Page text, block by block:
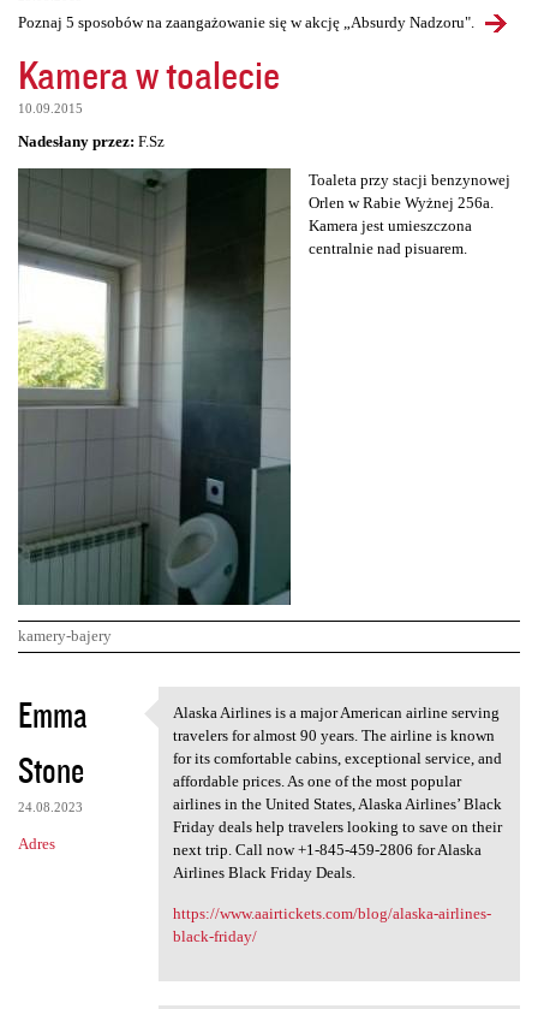
Poznaj 5 sposobów na zaangażowanie się w akcję „Absurdy Nadzoru".
Kamera w toalecie
10.09.2015
Nadesłany przez: F.Sz
Toaleta przy stacji benzynowej
Orlen w Rabie Wyżnej 256a.
Kamera jest umieszczona
centralnie nad pisuarem.
kamery-bajery
K
o
m
e
n
Emma
Stone
24.08.2023
Adres
Alaska Airlines is a major
Alaska Airlines is a major American airline serving
travelers for almost 90 years. The airline is known
for its comfortable cabins, exceptional service, and
affordable prices. As one of the most popular
airlines in the United States, Alaska Airlines’ Black
Friday deals help travelers looking to save on their
next trip. Call now +1-845-459-2806 for Alaska
Airlines Black Friday Deals.
https://www.aairtickets.com/blog/alaska-airlines-
black-friday/